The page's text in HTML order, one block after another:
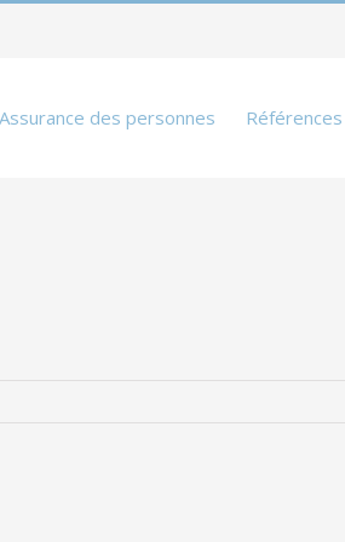
Assurance des personnes Références